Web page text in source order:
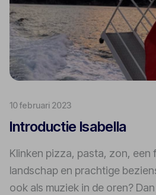
10 februari 2023
Introductie Isabella
Klinken pizza, pasta, zon, een
landschap en prachtige
ook als muziek in de oren?